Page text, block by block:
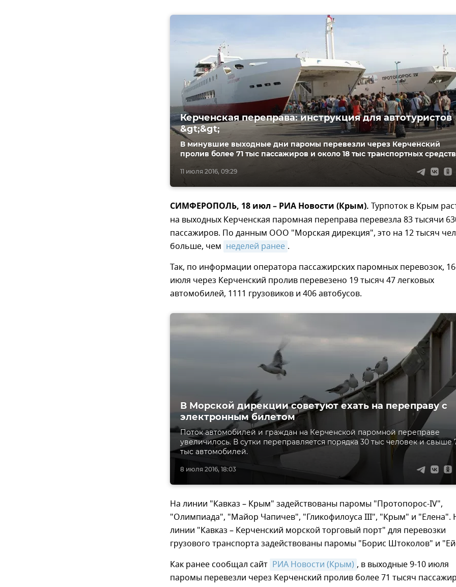
11 июля 2016, 09:29
Керченская переправа: инструкция для автотуристов
&gt;&gt;
В минувшие выходные дни паромы перевезли через Керченский
пролив более 71 тыс пассажиров и около 18 тыс транспортных
СИМФЕРОПОЛЬ, 18 июл – РИА Новости (Крым). Турпоток в Крым
на выходных Керченская паромная переправа перевезла 83 тысячи
пассажиров. По данным ООО "Морская дирекция", это на 12 тысяч
больше, чем неделей ранее .
Так, по информации оператора пассажирских паромных перевозок,
июля через Керченский пролив перевезено 19 тысяч 47 легковых
автомобилей, 1111 грузовиков и 406 автобусов.
8 июля 2016, 18:03
В Морской дирекции советуют ехать на переправу с
электронным билетом
Поток автомобилей и граждан на Керченской паромной переправе
увеличилось. В сутки переправляется порядка 30 тыс человек и свыше
тыс автомобилей.
На линии "Кавказ – Крым" задействованы паромы "Протопорос-IV",
"Олимпиада", "Майор Чапичев", "Гликофилоуса III", "Крым" и "Елена".
линии "Кавказ – Керченский морской торговый порт" для перевозки
грузового транспорта задействованы паромы "Борис Штоколов" и
Как ранее сообщал сайт РИА Новости (Крым) , в выходные 9-10 июля
паромы перевезли через Керченский пролив более 71 тысяч